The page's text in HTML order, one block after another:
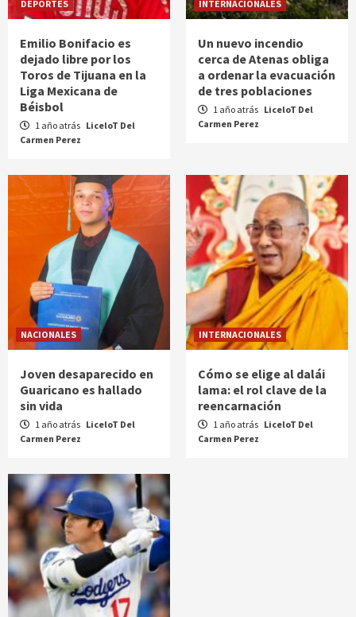
DEPORTES
Emilio Bonifacio es
dejado libre por los
Toros de Tijuana en la
Liga Mexicana de
Béisbol
1 año atrás LiceloT Del
Carmen Perez
INTERNACIONALES
Un nuevo incendio
cerca de Atenas obliga
a ordenar la evacuación
de tres poblaciones
1 año atrás LiceloT Del
Carmen Perez
NACIONALES
Joven desaparecido en
Guaricano es hallado
sin vida
1 año atrás LiceloT Del
Carmen Perez
INTERNACIONALES
Cómo se elige al dalái
lama: el rol clave de la
reencarnación
1 año atrás LiceloT Del
Carmen Perez